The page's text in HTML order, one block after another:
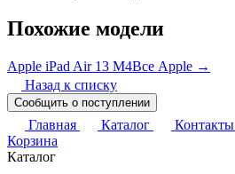
Похожие модели
Apple iPad Air 13 M4Все Apple →
Назад к списку
Сообщить о поступлении
Главная Каталог Контакты
Корзина
Каталог